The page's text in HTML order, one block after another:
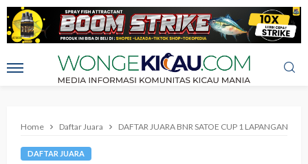
Home Daftar Juara DAFTAR JUARA BNR SATOE CUP 1 LAPANGAN B
DAFTAR JUARA